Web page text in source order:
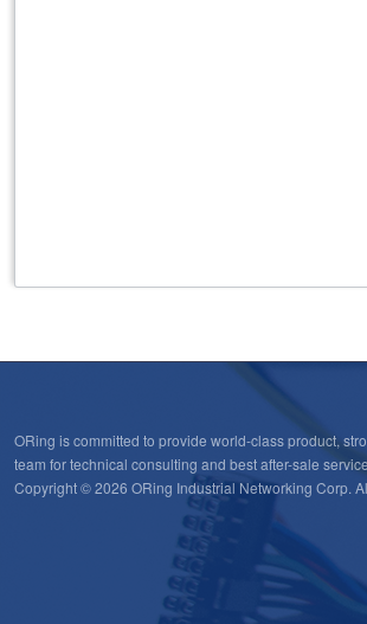
ORing is committed to provide world-class product,
team for technical consulting and best after-sale
Copyright © 2026 ORing Industrial Networking Corp.